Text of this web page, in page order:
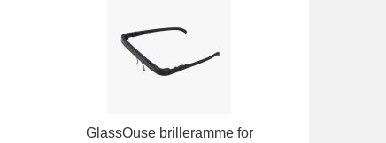
GlassOuse brilleramme for